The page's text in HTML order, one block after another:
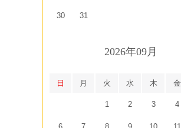
30 31
2026年09月
日 月 火 水 木 金
1 2 3 4